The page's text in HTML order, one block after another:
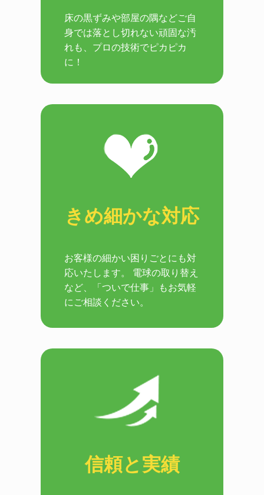
床の黒ずみや部屋の隅などご自
身では落とし切れない頑固な汚
れも、プロの技術でピカピカ
に！
きめ細かな対応
お客様の細かい困りごとにも対
応いたします。 電球の取り替え
など、「ついで仕事」もお気軽
にご相談ください。
信頼と実績